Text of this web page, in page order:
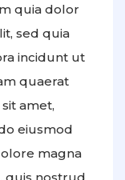
quia dolor
sed quia
incidunt ut
quaerat
amet,
eiusmod
magna